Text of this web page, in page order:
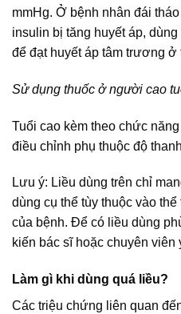
mmHg. Ở bệnh nhân đái
insulin bị tăng huyết áp,
để đạt huyết áp tâm trương ở
Sử dụng thuốc ở người cao
Tuổi cao kèm theo chức
điều chỉnh phụ thuộc độ
Lưu ý: Liều dùng trên chỉ
dùng cụ thể tùy thuộc vào
của bệnh. Để có liều dùng
kiến bác sĩ hoặc chuyên viên
Làm gì khi dùng quá liều?
Các triệu chứng liên quan